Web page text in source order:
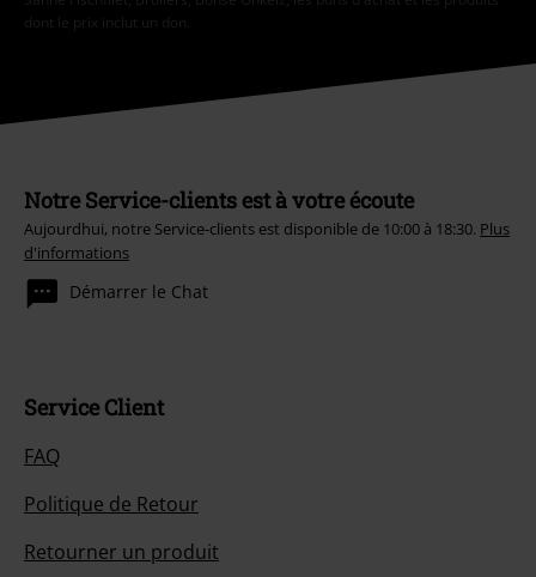
dont le prix inclut un don.
Notre Service-clients est à votre écoute
Aujourdhui, notre Service-clients est disponible de 10:00 à 18:30. Plus
d'informations
Démarrer le Chat
Service Client
FAQ
Politique de Retour
Retourner un produit